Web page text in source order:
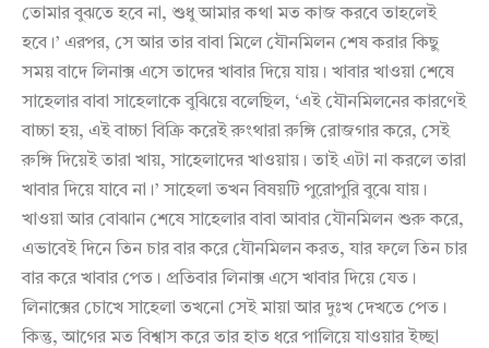
তোমার বুঝতে হবে না, শুধু আমার কথা মত কাজ করবে তাহলেই
হবে।’ এরপর, সে আর তার বাবা মিলে যৌনমিলন শেষ করার কিছু
সময় বাদে লিনাক্স এসে তাদের খাবার দিয়ে যায়। খাবার খাওয়া শেষে
সাহেলার বাবা সাহেলাকে বুঝিয়ে বলেছিল, ‘এই যৌনমিলনের কারণেই
বাচ্চা হয়, এই বাচ্চা বিক্রি করেই রুংথারা রুঙ্গি রোজগার করে, সেই
রুঙ্গি দিয়েই তারা খায়, সাহেলাদের খাওয়ায়। তাই এটা না করলে তারা
খাবার দিয়ে যাবে না।’ সাহেলা তখন বিষয়টি পুরোপুরি বুঝে যায়।
খাওয়া আর বোঝান শেষে সাহেলার বাবা আবার যৌনমিলন শুরু করে,
এভাবেই দিনে তিন চার বার করে যৌনমিলন করত, যার ফলে তিন চার
বার করে খাবার পেত। প্রতিবার লিনাক্স এসে খাবার দিয়ে যেত।
লিনাক্সের চোখে সাহেলা তখনো সেই মায়া আর দুঃখ দেখতে পেত।
কিন্তু, আগের মত বিশ্বাস করে তার হাত ধরে পালিয়ে যাওয়ার ইচ্ছা